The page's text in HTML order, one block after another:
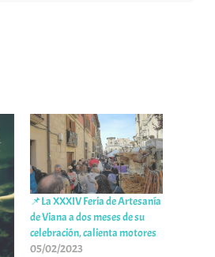
📌La XXXIV Feria de Artesanía
de Viana a dos meses de su
celebración, calienta motores
05/02/2023